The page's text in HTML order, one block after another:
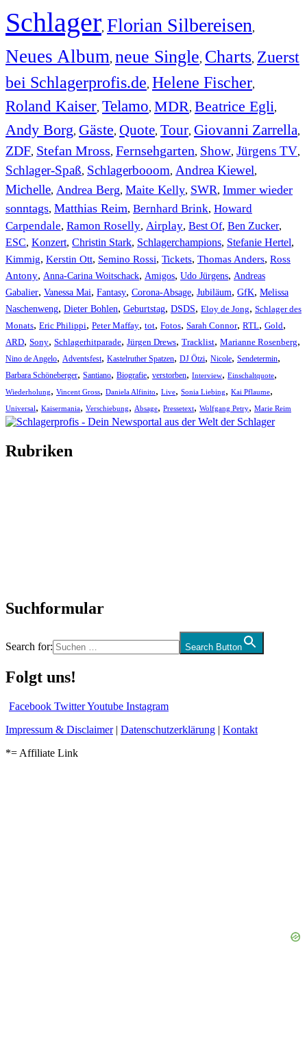
Schlager, Florian Silbereisen,
Neues Album, neue Single, Charts, Zuerst
bei Schlagerprofis.de, Helene Fischer,
Roland Kaiser, Telamo, MDR, Beatrice Egli,
Andy Borg, Gäste, Quote, Tour, Giovanni Zarrella,
ZDF, Stefan Mross, Fernsehgarten, Show, Jürgens TV,
Schlager-Spaß, Schlagerbooom, Andrea Kiewel,
Michelle, Andrea Berg, Maite Kelly, SWR, Immer wieder
sonntags, Matthias Reim, Bernhard Brink, Howard
Carpendale, Ramon Roselly, Airplay, Best Of, Ben Zucker,
ESC, Konzert, Christin Stark, Schlagerchampions, Stefanie Hertel,
Kimmig, Kerstin Ott, Semino Rossi, Tickets, Thomas Anders, Ross
Antony, Anna-Carina Woitschack, Amigos, Udo Jürgens, Andreas
Gabalier, Vanessa Mai, Fantasy, Corona-Absage, Jubiläum, GfK, Melissa
Naschenweng, Dieter Bohlen, Geburtstag, DSDS, Eloy de Jong, Schlager des
Monats, Eric Philippi, Peter Maffay, tot, Fotos, Sarah Connor, RTL, Gold,
ARD, Sony, Schlagerhitparade, Jürgen Drews, Tracklist, Marianne Rosenberg,
Nino de Angelo, Adventsfest, Kastelruther Spatzen, DJ Ötzi, Nicole, Sendetermin,
Barbara Schöneberger, Santiano, Biografie, verstorben, Interview, Einschaltquote,
Wiederholung, Vincent Gross, Daniela Alfinito, Live, Sonia Liebing, Kai Pflaume,
Universal , Kaisermania, Verschiebung, Absage, Pressetext, Wolfgang Petry, Marie Reim
Rubriken
Suchformular
Search for: Search Button
Folgt uns!
Facebook TwitterYoutube Instagram
Impressum & Disclaimer| Datenschutzerklärung | Kontakt
*= Affiliate Link